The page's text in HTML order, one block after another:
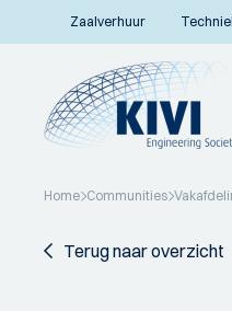
Zaalverhuur
Home Communities
Terug naar overzicht